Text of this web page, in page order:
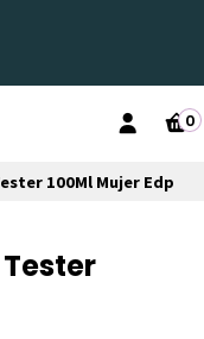
0
100Ml Mujer Edp